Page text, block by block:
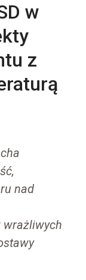
w
z
nad
wrażliwych